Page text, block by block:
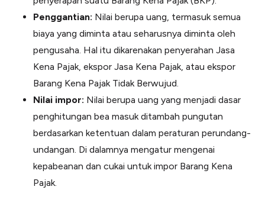
Penggantian: Nilai berupa uang, termasuk semua
biaya yang diminta atau seharusnya diminta oleh
pengusaha. Hal itu dikarenakan penyerahan Jasa
Kena Pajak, ekspor Jasa Kena Pajak, atau ekspor
Barang Kena Pajak Tidak Berwujud.
Nilai impor: Nilai berupa uang yang menjadi dasar
penghitungan bea masuk ditambah pungutan
berdasarkan ketentuan dalam peraturan perundang-
undangan. Di dalamnya mengatur mengenai
kepabeanan dan cukai untuk impor Barang Kena
Pajak.